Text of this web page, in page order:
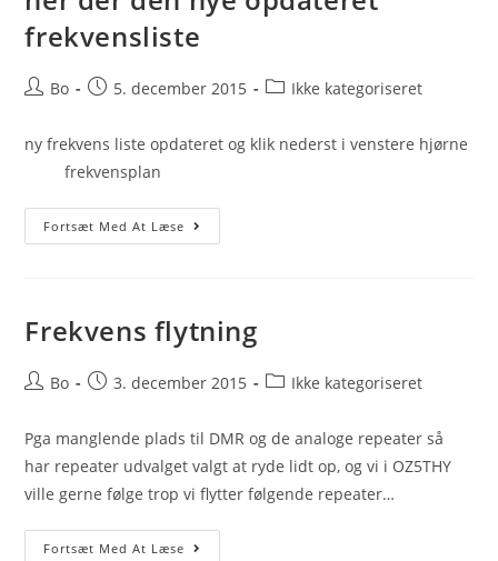
frekvensliste
PostBo
Post5. december 2015
PostIkke kategoriseret
ny frekvens liste opdateret og klik nederst i venstere hjørne
frekvensplan
Fortsæt Med At Læse Her
Der
Frekvens flytning
PostBo
Post3. december 2015
PostIkke kategoriseret
Pga manglende plads til DMR og de analoge repeater så
har repeater udvalget valgt at ryde lidt op, og vi i OZ5THY
ville gerne følge trop vi flytter følgende repeater…
Fortsæt Med At Læse Frekvens